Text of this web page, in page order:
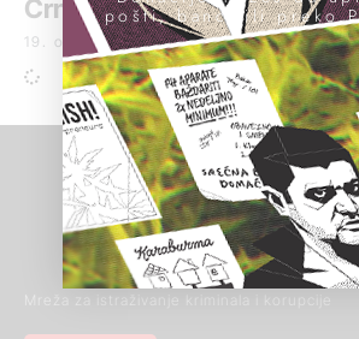
Crnoj Gori
19. oktobar 2018.
Mreža za istraživanje kriminala i korupcije
pošti, banci ili preko